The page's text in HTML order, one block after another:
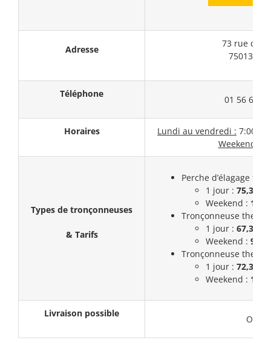
Adresse
73 rue de
75013
Téléphone
01 56 61
Horaires Lundi au vendredi : 7:00 –
Weekend :
Types de tronçonneuses
& Tarifs
Perche d’élagage
1 jour : 75,3€
Weekend :
Tronçonneuse
1 jour : 67,3€
Weekend :
Tronçonneuse
1 jour : 72,3€
Weekend :
Livraison possible
Oui